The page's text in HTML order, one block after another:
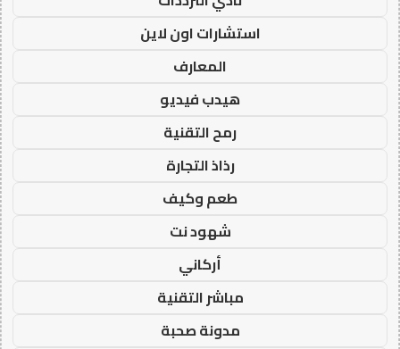
استشارات اون لاين
المعارف
هيدب فيديو
رمح التقنية
رذاذ التجارة
طعم وكيف
شهود نت
أركاني
مباشر التقنية
مدونة صحبة